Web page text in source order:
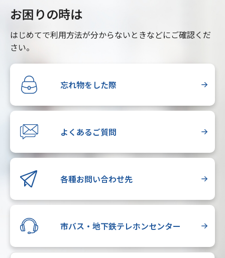
お困りの時は
はじめてで利用方法が分からないときなどにご確認くだ
さい。
忘れ物をした際
よくあるご質問
各種お問い合わせ先
市バス・地下鉄テレホンセンター